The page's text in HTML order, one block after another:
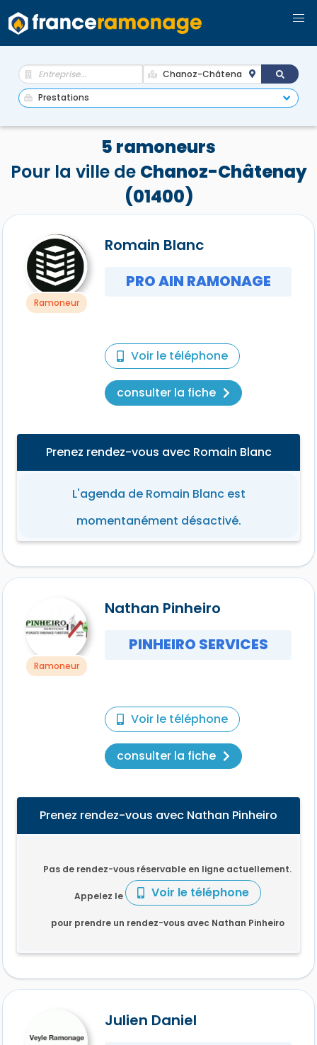
5 ramoneurs
Pour la ville de Chanoz-Châtenay
(01400)
Ramoneur
Romain Blanc
PRO AIN RAMONAGE
Voir le téléphone
consulter la fiche
Prenez rendez-vous avec Romain Blanc
L'agenda de Romain Blanc est
momentanément désactivé.
Ramoneur
Nathan Pinheiro
PINHEIRO SERVICES
Voir le téléphone
consulter la fiche
Prenez rendez-vous avec Nathan Pinheiro
Pas de rendez-vous réservable en ligne actuellement.
Appelez le Voir le téléphone
pour prendre un rendez-vous avec Nathan Pinheiro
Julien Daniel